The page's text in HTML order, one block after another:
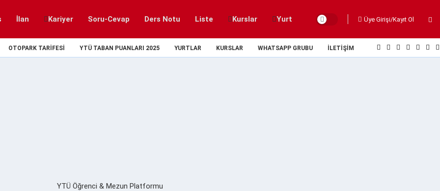
İlan Kariyer Soru-Cevap Ders Notu Liste Kurslar Yurt Üye Girişi/Kayıt Ol
OTOPARK TARIFESI YTÜ TABAN PUANLARI 2025 YURTLAR KURSLAR WHATSAPP GRUBU İLETIŞIM
YTÜ Öğrenci & Mezun Platformu